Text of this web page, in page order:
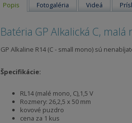
Popis Fotogaléria Videá
Batéria GP Alkalická C, malá
GP Alkaline R14 (C - small mono) sú
Špecifikácie:
RL14 (malé mono, C),1,5 V
Rozmery: 26,2,5 x 50 mm
kovové puzdro
cena za 1 kus